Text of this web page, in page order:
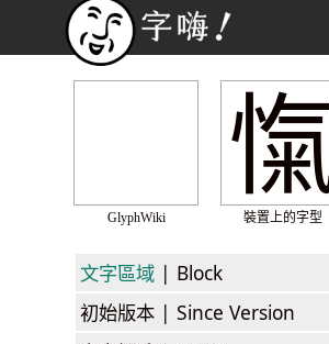
GlyphWiki 裝置上的字型
文字區域 | Block
初始版本 | Since Version